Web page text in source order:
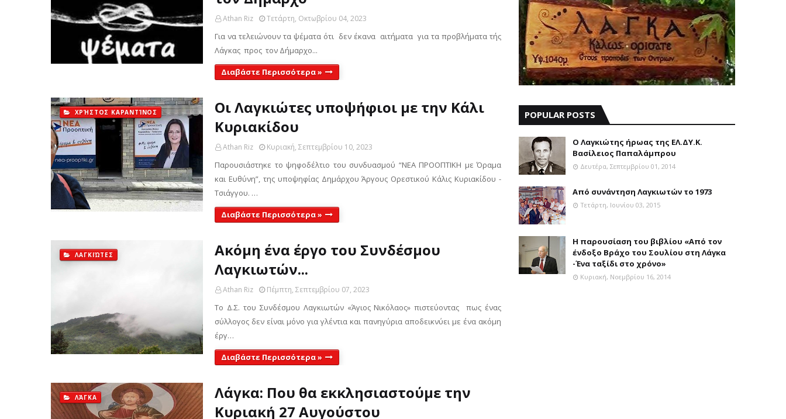
Athan Riz Τετάρτη, Οκτωβρίου 04, 2023
Για να τελειώνουν τα ψέματα ότι δεν έκανα αιτήματα για τα προβλήματα τής
Λάγκας προς τον Δήμαρχο...
Διαβάστε Περισσότερα »
ΧΡΉΣΤΟΣ ΚΑΡΑΝΤΊΝΟΣ
Οι Λαγκιώτες υποψήφιοι με την Κάλι
Κυριακίδου
Athan Riz Κυριακή, Σεπτεμβρίου 10, 2023
Παρουσιάστηκε το ψηφοδέλτιο του συνδυασμού “ΝΕΑ ΠΡΟΟΠΤΙΚΗ με Όραμα
και Ευθύνη”, της υποψηφίας Δημάρχου Άργους Ορεστικού Κάλις Κυριακίδου -
Τσιάγγου. …
Διαβάστε Περισσότερα »
ΛΑΓΚΙΏΤΕΣ
Ακόμη ένα έργο του Συνδέσμου
Λαγκιωτών...
Athan Riz Πέμπτη, Σεπτεμβρίου 07, 2023
Το Δ.Σ. του Συνδέσμου Λαγκιωτών «Άγιος Νικόλαος» πιστεύοντας πως ένας
σύλλογος δεν είναι μόνο για γλέντια και πανηγύρια αποδεικνύει με ένα ακόμη
έργ…
Διαβάστε Περισσότερα »
ΛΆΓΚΑ
Λάγκα: Που θα εκκλησιαστούμε την
Κυριακή 27 Αυγούστου
POPULAR POSTS
Ο Λαγκιώτης ήρωας της ΕΛ.ΔΥ.Κ.
Βασίλειος Παπαλάμπρου
Δευτέρα, Σεπτεμβρίου 01, 2014
Aπό συνάντηση Λαγκιωτών το 1973
Τετάρτη, Ιουνίου 03, 2015
Η παρουσίαση του βιβλίου «Από τον
ένδοξο Βράχο του Σουλίου στη Λάγκα
-Ένα ταξίδι στο χρόνο»
Κυριακή, Νοεμβρίου 16, 2014